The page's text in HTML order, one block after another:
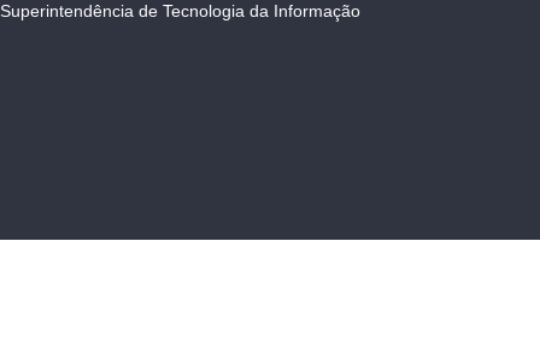
Superintendência de Tecnologia da Informação